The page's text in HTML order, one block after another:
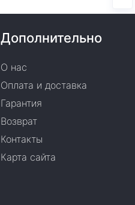
Дополнительно
О нас
Оплата и доставка
Гарантия
Возврат
Контакты
Карта сайта